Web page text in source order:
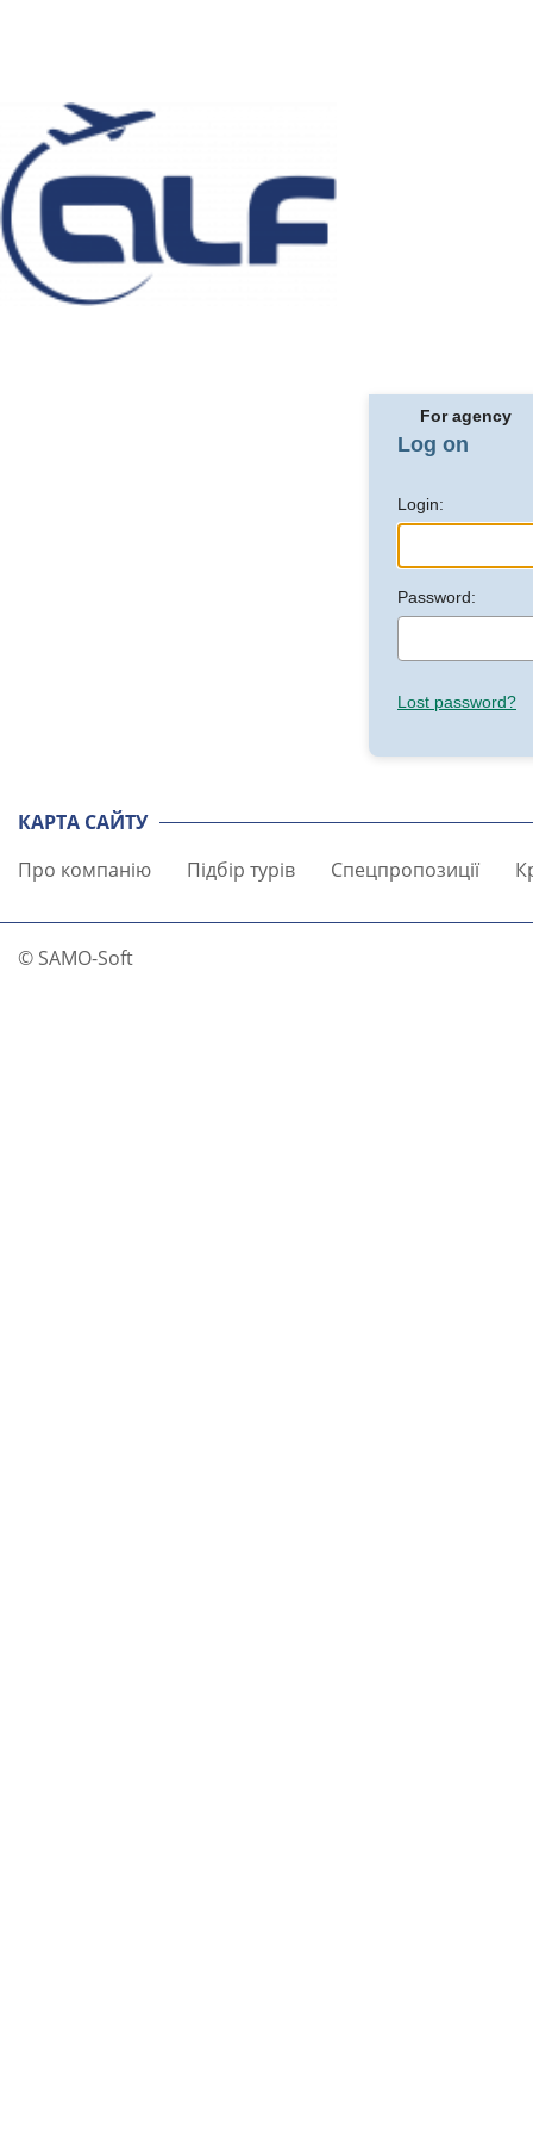
For agency
Log on
Login:
Password:
Lost password?
КАРТА САЙТУ
Про компанію
Підбір турів Спецпропозиції
© SAMO-Soft